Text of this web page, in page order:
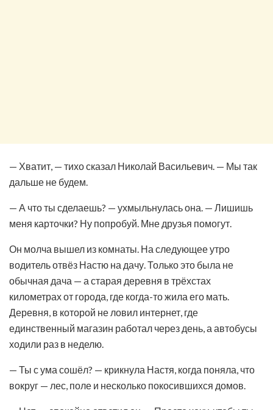
— Хватит, — тихо сказал Николай Васильевич. — Мы так
дальше не будем.
— А что ты сделаешь? — ухмыльнулась она. — Лишишь
меня карточки? Ну попробуй. Мне друзья помогут.
Он молча вышел из комнаты. На следующее утро
водитель отвёз Настю на дачу. Только это была не
обычная дача — а старая деревня в трёхстах
километрах от города, где когда-то жила его мать.
Деревня, в которой не ловил интернет, где
единственный магазин работал через день, а автобусы
ходили раз в неделю.
— Ты с ума сошёл? — крикнула Настя, когда поняла, что
вокруг — лес, поле и несколько покосившихся домов.